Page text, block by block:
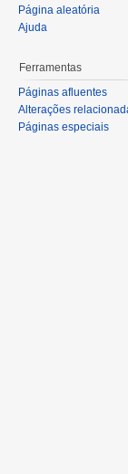
Página aleatória
Ajuda
Ferramentas
Páginas afluentes
Alterações
Páginas especiais